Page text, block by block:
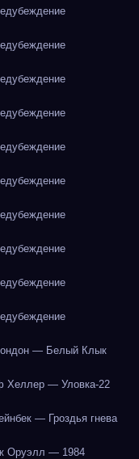
— Белый Клык
Хеллер — Уловка-22
— Гроздья гнева
Оруэлл — 1984